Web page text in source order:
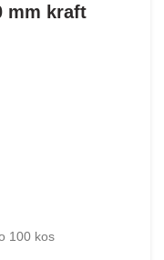
mm kraft
100 kos